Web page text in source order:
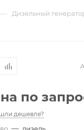
— Дизельный
по
дешевле?